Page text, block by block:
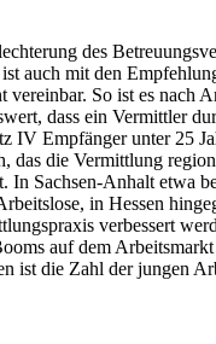
des
auch mit den
vereinbar. So ist es nach
dass ein Vermittler
IV Empfänger unter 25
das die Vermittlung
In Sachsen-Anhalt etwa
in Hessen
verbessert
auf dem
ist die Zahl der jungen